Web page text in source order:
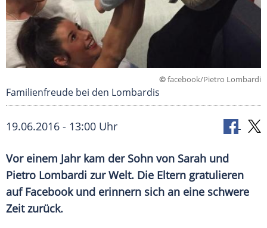
©facebook/Pietro Lombardi
Familienfreude bei den Lombardis
19.06.2016 - 13:00 Uhr
Vor einem Jahr kam der Sohn von Sarah und
Pietro Lombardi zur Welt. Die Eltern gratulieren
auf Facebook und erinnern sich an eine schwere
Zeit zurück.